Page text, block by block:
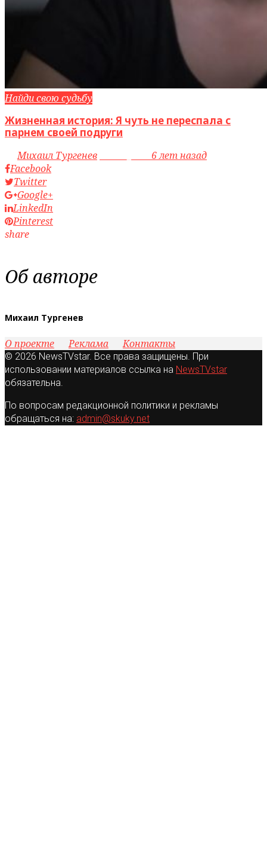
Найди свою судьбу
Жизненная история: Я чуть не переспала с
парнем своей подруги
byМихаил Тургенев
6 лет назад
Facebook
Twitter
Google+
LinkedIn
Pinterest
share
Об авторе
Михаил Тургенев
О проекте Реклама Контакты
© 2026 NewsTVstar. Все права защищены. При
использовании материалов ссылка на NewsTVstar
обязательна.
По вопросам редакционной политики и рекламы
обращаться на: admin@skuky.net